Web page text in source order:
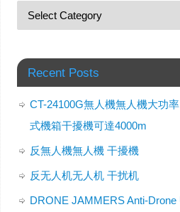
Recent Posts
CT-24100G無人機無人機大功
式機箱干擾機可達4000m
反無人機無人機 干擾機
反无人机无人机 干扰机
DRONE JAMMERS Anti-